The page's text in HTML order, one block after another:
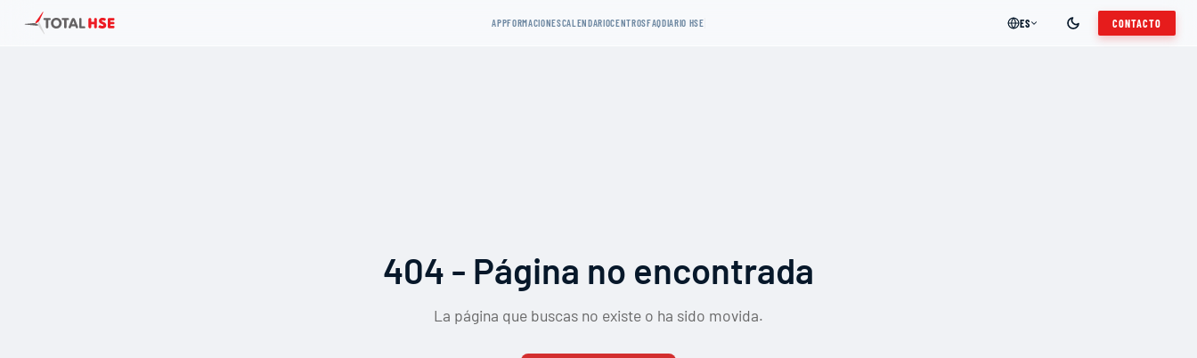
APPFORMACIONESCALENDARIOCENTROSFAQDIARIO HSE ES CONTACTO
404 - Página no encontrada
La página que buscas no existe o ha sido movida.